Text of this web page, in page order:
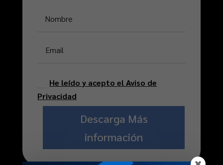
He leído y acepto el Aviso de
Privacidad
Descarga Más
información